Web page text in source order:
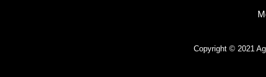
Copyright © 2021